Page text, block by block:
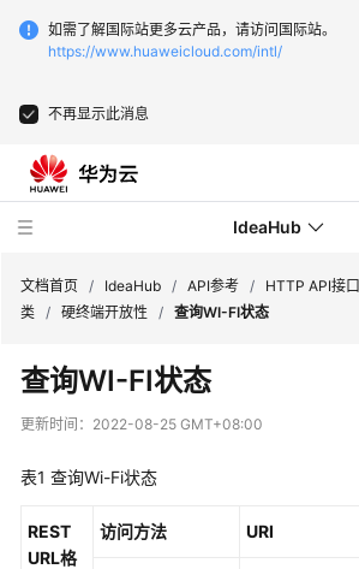
如需了解国际站更多云产品，请访问国际站。
https://www.huaweicloud.com/intl/
不再显示此消息
IdeaHub
产
品
介
参
考
文档首页 / IdeaHub / API参考 / HTTP API接口
类 / 硬终端开放性 / 查询WI-FI状态
查询WI-FI状态
更新时间： 2022-08-25 GMT+08:00
表1 查询Wi-Fi状态
REST
URL格
访问方法 URI